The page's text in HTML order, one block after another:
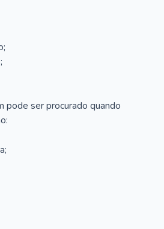
pode ser procurado quando